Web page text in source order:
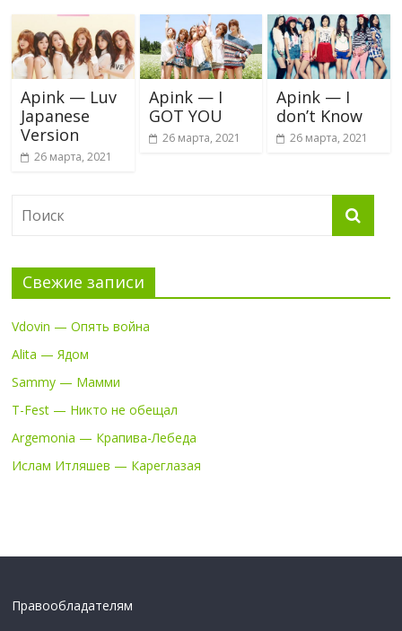
Apink — Luv
Japanese
Version
26 марта, 2021
Apink — I
GOT YOU
26 марта, 2021
Apink — I
don’t Know
26 марта, 2021
Свежие записи
Vdovin — Опять война
Alita — Ядом
Sammy — Мамми
T-Fest — Никто не обещал
Argemonia — Крапива-Лебеда
Ислам Итляшев — Кареглазая
Правообладателям